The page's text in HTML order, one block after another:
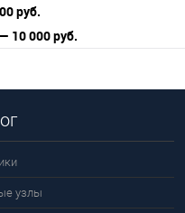
руб.
10 000 руб.
узлы